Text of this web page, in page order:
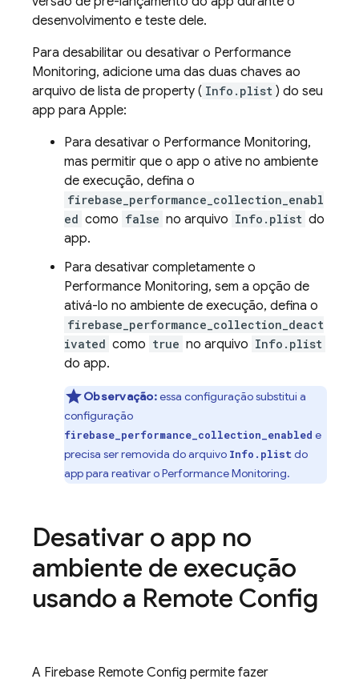
desenvolvimento e teste dele.
Para desabilitar ou desativar o Performance
Monitoring, adicione uma das duas chaves ao
arquivo de lista de property ( Info.plist ) do seu
app para Apple:
Para desativar o Performance Monitoring,
mas permitir que o app o ative no ambiente
de execução, defina o
firebase_performance_collection_enabl
ed como false no arquivo Info.plist do
app.
Para desativar completamente o
Performance Monitoring, sem a opção de
ativá-lo no ambiente de execução, defina o
firebase_performance_collection_deact
ivated como true no arquivo Info.plist
do app.
Observação:essa configuração substitui a
configuração
firebase_performance_collection_enabled e
precisa ser removida do arquivo Info.plist do
app para reativar oPerformance Monitoring.
Desativar o app no
ambiente de execução
usando a Remote Config
A Firebase Remote Config permite fazer